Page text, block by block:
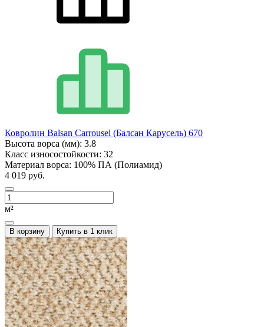
Ковролин Balsan Carrousel (Балсан Карусель) 670
Высота ворса (мм): 3.8
Класс износостойкости: 32
Материал ворса: 100% ПА (Полиамид)
4 019 руб.
м²
В корзину Купить в 1 клик